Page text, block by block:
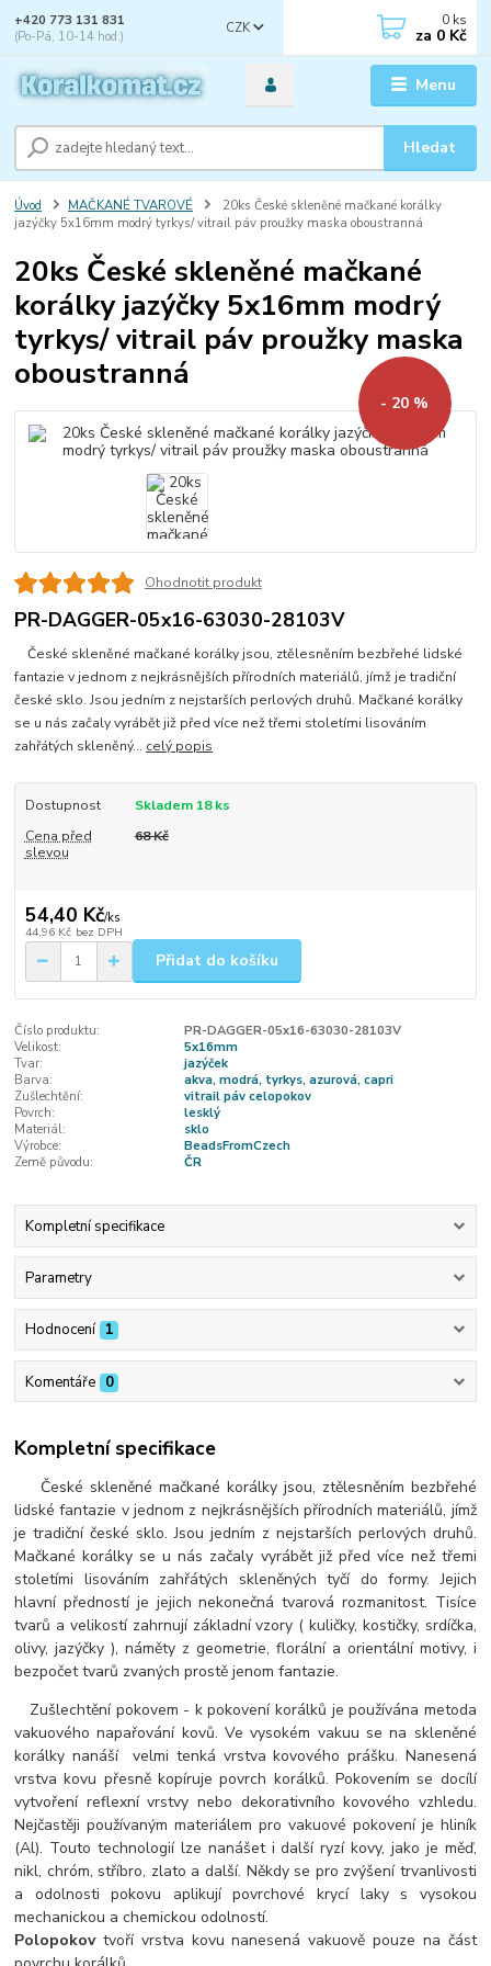
Menu
CZK
Hledat
+420 773 131 831
(Po-Pá, 10-14 hod.)
0 ks
za 0 Kč
Úvod MAČKANÉ TVAROVÉ
20ks České skleněné mačkané korálky
jazýčky 5x16mm modrý tyrkys/ vitrail páv proužky maska oboustranná
20ks České skleněné mačkané
korálky jazýčky 5x16mm modrý
tyrkys/ vitrail páv proužky maska
oboustranná
- 20 %
Ohodnotit produkt
PR-DAGGER-05x16-63030-28103V
České skleněné mačkané korálky jsou, ztělesněním bezbřehé lidské
fantazie v jednom z nejkrásnějších přírodních materiálů, jímž je tradiční
české sklo. Jsou jedním z nejstarších perlových druhů. Mačkané korálky
se u nás začaly vyrábět již před více než třemi stoletími lisováním
zahřátých skleněný... celý popis
Dostupnost
Skladem 18 ks
Cena před
slevou
68 Kč
54,40 Kč/ks
44,96 Kč bez DPH
Přidat do košíku
Číslo produktu:
PR-DAGGER-05x16-63030-28103V
Velikost:
5x16mm
Tvar:
jazýček
Barva:
akva, modrá, tyrkys, azurová, capri
Zušlechtění:
vitrail páv celopokov
Povrch:
lesklý
Materiál:
sklo
Výrobce:
BeadsFromCzech
Země původu:
ČR
Kompletní specifikace
Parametry
Hodnocení 1
Komentáře 0
Kompletní specifikace
České skleněné mačkané korálky jsou, ztělesněním bezbřehé
lidské fantazie v jednom z nejkrásnějších přírodních materiálů, jímž
je tradiční české sklo. Jsou jedním z nejstarších perlových druhů.
Mačkané korálky se u nás začaly vyrábět již před více než třemi
stoletími lisováním zahřátých skleněných tyčí do formy. Jejich
hlavní předností je jejich nekonečná tvarová rozmanitost. Tisíce
tvarů a velikostí zahrnují základní vzory ( kuličky, kostičky, srdíčka,
olivy, jazýčky ), náměty z geometrie, florální a orientální motivy, i
bezpočet tvarů zvaných prostě jenom fantazie.
Zušlechtění pokovem - k pokovení korálků je používána metoda
vakuového napařování kovů. Ve vysokém vakuu se na skleněné
korálky nanáší velmi tenká vrstva kovového prášku. Nanesená
vrstva kovu přesně kopíruje povrch korálků. Pokovením se docílí
vytvoření reflexní vrstvy nebo dekorativního kovového vzhledu.
Nejčastěji používaným materiálem pro vakuové pokovení je hliník
(Al). Touto technologií lze nanášet i další ryzí kovy, jako je měď,
nikl, chróm, stříbro, zlato a další. Někdy se pro zvýšení trvanlivosti
a odolnosti pokovu aplikují povrchové krycí laky s vysokou
mechanickou a chemickou odolností.
Polopokovtvoří vrstva kovu nanesená vakuově pouze na část